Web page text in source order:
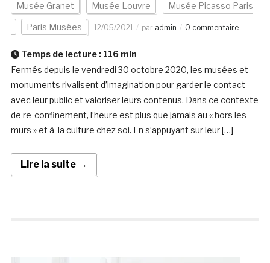
Musée Granet Musée Louvre Musée Picasso Paris
Paris Musées 12/05/2021 par admin 0 commentaire
Temps de lecture : 116 min
Fermés depuis le vendredi 30 octobre 2020, les musées et
monuments rivalisent d’imagination pour garder le contact
avec leur public et valoriser leurs contenus. Dans ce contexte
de re-confinement, l’heure est plus que jamais au « hors les
murs » et à la culture chez soi. En s’appuyant sur leur […]
Lire la suite →